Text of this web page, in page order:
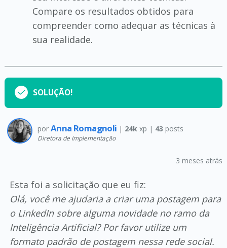
Compare os resultados obtidos para
compreender como adequar as técnicas à
sua realidade.
SOLUÇÃO!
por Anna Romagnoli | 24k xp | 43 posts
Diretora de Implementação
3 meses atrás
Esta foi a solicitação que eu fiz:
Olá, você me ajudaria a criar uma postagem para
o LinkedIn sobre alguma novidade no ramo da
Inteligência Artificial? Por favor utilize um
formato padrão de postagem nessa rede social.